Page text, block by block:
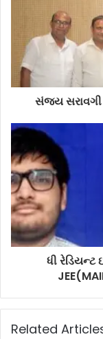
સંજય સરાવગી
ધી
Related